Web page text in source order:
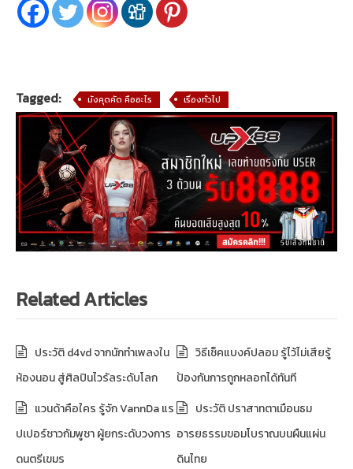
Tagged: มังคุดคัด คืออะไร เรื่องทั่วไป
Related Articles
ประวัติ d4vd จากนักทำเพลงใน
ห้องนอน สู่ศิลปินไวรัลระดับโลก
วิธีเช็คแบงค์ปลอม รู้ไว้ไม่เสียรู้
ป้องกันการถูกหลอกได้ทันที
แวนด้าคือใคร รู้จัก VannDa แร
ปเปอร์ชาวกัมพูชา ผู้ยกระดับวงการ
ดนตรีเขมร
ประวัติ ปราสาทตาเมือนธม
อารยธรรมขอมโบราณบนผืนแผ่น
ดินไทย